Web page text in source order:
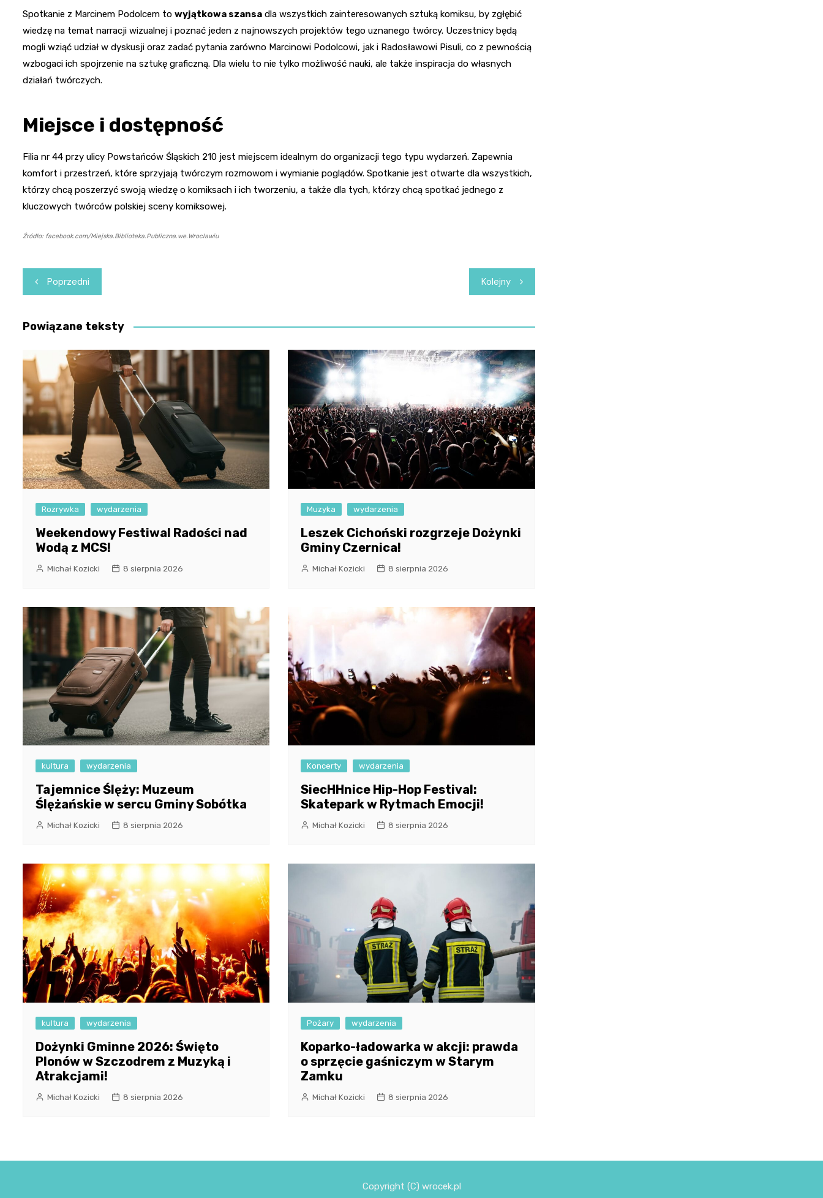
Spotkanie z Marcinem Podolcem to wyjątkowa szansa dla wszystkich zainteresowanych sztuką komiksu, by zgłębić
wiedzę na temat narracji wizualnej i poznać jeden z najnowszych projektów tego uznanego twórcy. Uczestnicy będą
mogli wziąć udział w dyskusji oraz zadać pytania zarówno Marcinowi Podolcowi, jak i Radosławowi Pisuli, co z pewnością
wzbogaci ich spojrzenie na sztukę graficzną. Dla wielu to nie tylko możliwość nauki, ale także inspiracja do własnych
działań twórczych.
Miejsce i dostępność
Filia nr 44 przy ulicy Powstańców Śląskich 210 jest miejscem idealnym do organizacji tego typu wydarzeń. Zapewnia
komfort i przestrzeń, które sprzyjają twórczym rozmowom i wymianie poglądów. Spotkanie jest otwarte dla wszystkich,
którzy chcą poszerzyć swoją wiedzę o komiksach i ich tworzeniu, a także dla tych, którzy chcą spotkać jednego z
kluczowych twórców polskiej sceny komiksowej.
Źródło: facebook.com/Miejska.Biblioteka.Publiczna.we.Wroclawiu
Nawigacja
wpisu
Poprzedni Kolejny
Powiązane teksty
Rozrywka wydarzenia
Weekendowy Festiwal Radości nad
Wodą z MCS!
Michał Kozicki 8 sierpnia 2026
Muzyka wydarzenia
Leszek Cichoński rozgrzeje Dożynki
Gminy Czernica!
Michał Kozicki 8 sierpnia 2026
kultura wydarzenia
Tajemnice Ślęży: Muzeum
Ślężańskie w sercu Gminy Sobótka
Michał Kozicki 8 sierpnia 2026
Koncerty wydarzenia
SiecHHnice Hip-Hop Festival:
Skatepark w Rytmach Emocji!
Michał Kozicki 8 sierpnia 2026
kultura wydarzenia
Dożynki Gminne 2026: Święto
Plonów w Szczodrem z Muzyką i
Atrakcjami!
Michał Kozicki 8 sierpnia 2026
Pożary wydarzenia
Koparko-ładowarka w akcji: prawda
o sprzęcie gaśniczym w Starym
Zamku
Michał Kozicki 8 sierpnia 2026
Copyright (C) wrocek.pl